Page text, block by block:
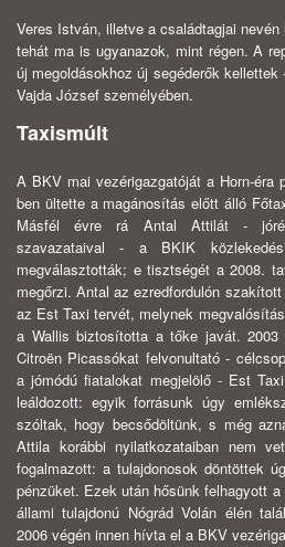
Veres István, illetve a családtagjai
tehát ma is ugyanazok, mint régen. A
új megoldásokhoz új segéderők
Vajda József személyében.
Taxismúlt
A BKV mai vezérigazgatóját a Horn-éra
ben ültette a magánosítás előtt álló
Másfél évre rá Antal Attilát -
szavazataival - a BKIK
megválasztották; e tisztségét a 2008.
megőrzi. Antal az ezredfordulón
az Est Taxi tervét, melynek
a Wallis biztosította a tőke javát.
Citroën Picassókat felvonultató -
a jómódú fiatalokat megjelölő - Est
leáldozott: egyik forrásunk úgy
szóltak, hogy becsődöltünk, s még
Attila korábbi nyilatkozataiban nem
fogalmazott: a tulajdonosok döntöttek
pénzüket. Ezek után hősünk felhagyott
állami tulajdonú Nógrád Volán élén
2006 végén innen hívta el a BKV